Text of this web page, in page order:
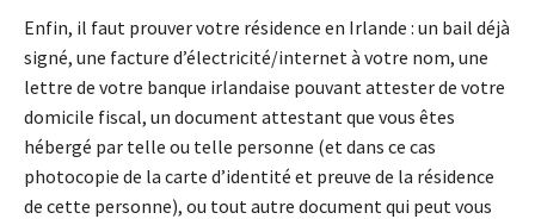
Enfin, il faut prouver votre résidence en Irlande : un bail déjà
signé, une facture d’électricité/internet à votre nom, une
lettre de votre banque irlandaise pouvant attester de votre
domicile fiscal, un document attestant que vous êtes
hébergé par telle ou telle personne (et dans ce cas
photocopie de la carte d’identité et preuve de la résidence
de cette personne), ou tout autre document qui peut vous